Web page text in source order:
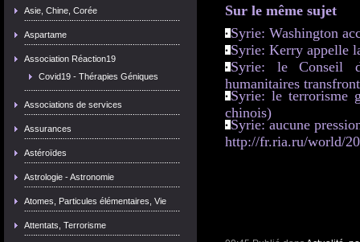
Asie, Chine, Corée
Aspartame
Association Réaction19
Covid19 - Thérapies Géniques
Associations de services
Assurances
Astéroïdes
Astrologie - Astronomie
Atomes, Particules élémentaires, Vie
Attentats, Terrorisme
Sur le même sujet
Syrie: Washington
Syrie: Kerry appelle
Syrie: le Conseil
humanitaires
Syrie: le terrorisme
chinois)
Syrie: aucune
http://fr.ria.ru/world/